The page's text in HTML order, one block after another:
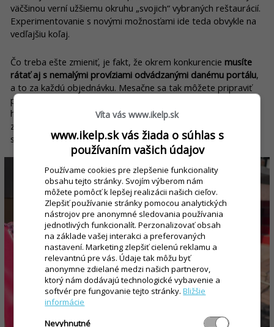
väčšinou verní užšiemu okruhu „svojich“ vybraných reštaurácií.
Experimentovanie s novými možnosťami ide teda obvykle na
vedľajšiu koľaj.
Čo treba ešte zmieniť, je fakt, že okrem konkurencie musíte
rátať aj s nemalými províziami odvádzanými danému portálu,
a to za každú objednávku. Mesačne sa tak môžete pripraviť
pokojne až o stovky eur. A nevýhodou je i skutočnosť, že z
hľadiska pravidiel GDPR nebudete môcť využívať kontakty
zákazníkov, ktorí si od vás objednajú jedlo cez
sprostredkovateľský portál.
Víta vás www.ikelp.sk
www.ikelp.sk vás žiada o súhlas s
používaním vašich údajov
Používame cookies pre zlepšenie funkcionality
obsahu tejto stránky. Svojím výberom nám
môžete pomôcť k lepšej realizácii našich cieľov.
Zlepšiť používanie stránky pomocou analytických
nástrojov pre anonymné sledovania používania
jednotlivých funkcionalít. Perzonalizovať obsah
na základe vašej interakci a preferovaných
nastavení. Marketing zlepšiť cielenú reklamu a
relevantnú pre vás. Údaje tak môžu byť
anonymne zdielané medzi našich partnerov,
ktorý nám dodávajú technologické vybavenie a
softvér pre fungovanie tejto stránky.Bližšie
informácie
Nevyhnutné